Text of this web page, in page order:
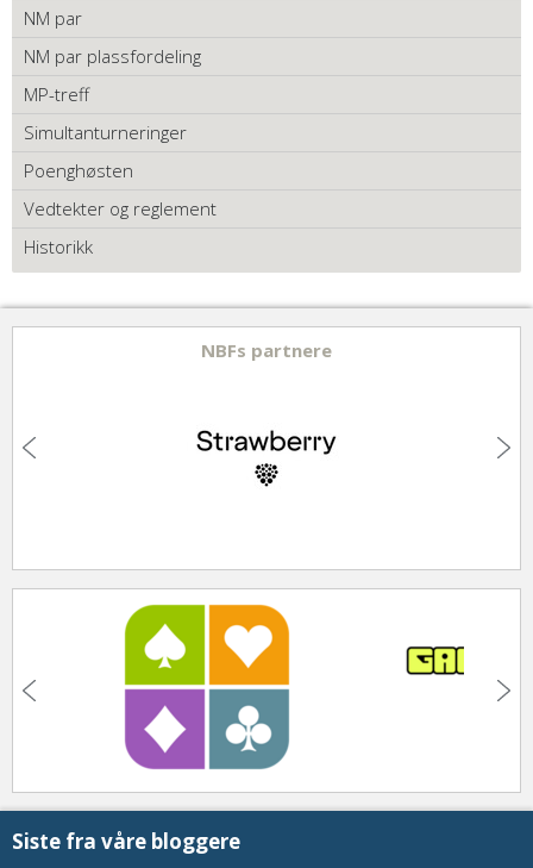
NM par
NM par plassfordeling
MP-treff
Simultanturneringer
Poenghøsten
Vedtekter og reglement
Historikk
NBFs partnere
Siste fra våre bloggere